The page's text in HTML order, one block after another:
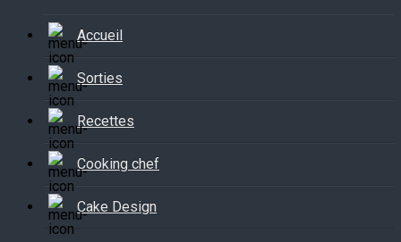
Accueil
Sorties
Recettes
Cooking chef
Cake Design